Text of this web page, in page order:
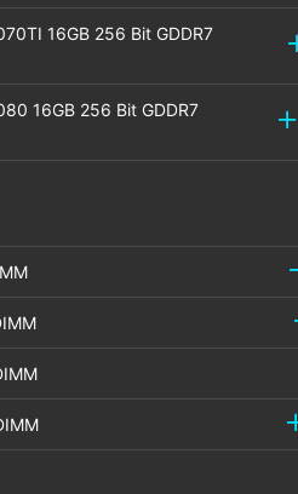
16GB 256 Bit GDDR7
16GB 256 Bit GDDR7